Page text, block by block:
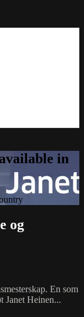
in
og
En som
Janet Heinen...